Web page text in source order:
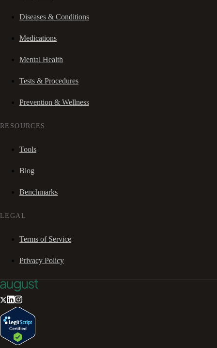
Diseases & Conditions
Medications
Mental Health
Tests & Procedures
Prevention & Wellness
RESOURCES
Tools
Blog
Benchmarks
LEGAL
Terms of Service
Privacy Policy